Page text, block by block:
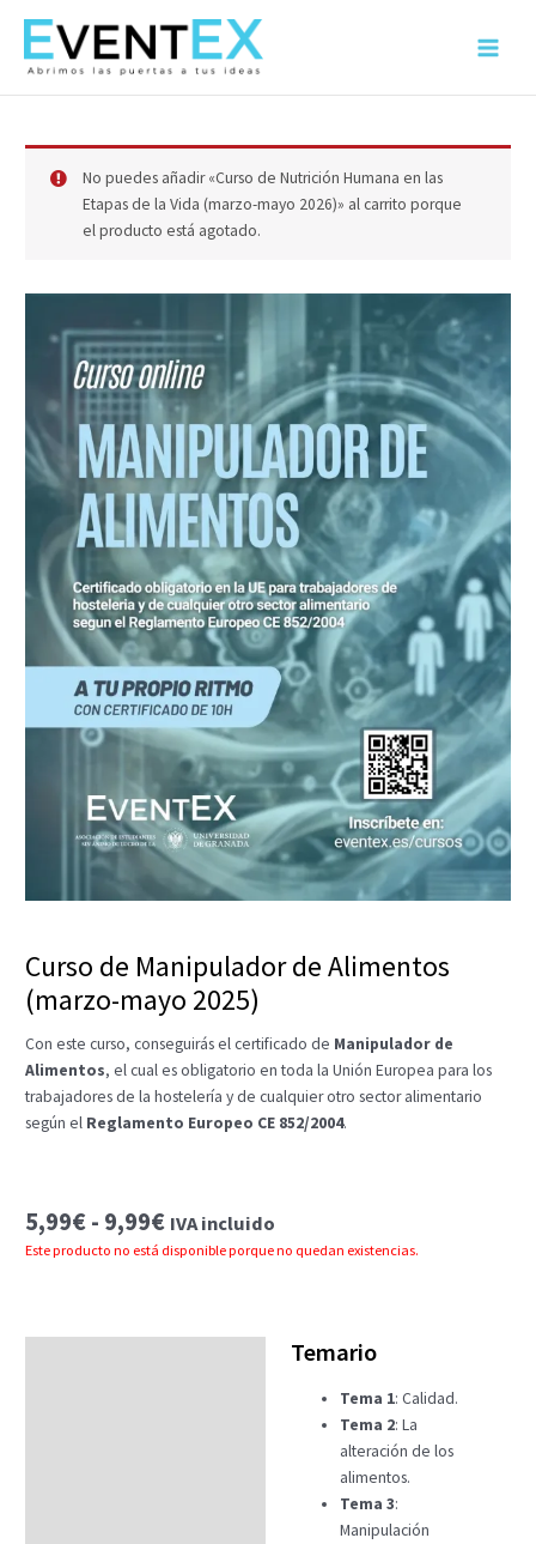
contenido
Main
No puedes añadir «Curso de Nutrición Humana en las
Etapas de la Vida (marzo-mayo 2026)» al carrito porque
el producto está agotado.
Curso de Manipulador de Alimentos
(marzo-mayo 2025)
Con este curso, conseguirás el certificado de Manipulador de
Alimentos, el cual es obligatorio en toda la Unión Europea para los
trabajadores de la hostelería y de cualquier otro sector alimentario
según el Reglamento Europeo CE 852/2004.
5,99€- 9,99€Rango
de
IVA incluido
Este producto no está disponible porque no quedan existencias.
Temario
Tema 1: Calidad.
Tema 2: La
alteración de los
alimentos.
Tema 3:
Manipulación